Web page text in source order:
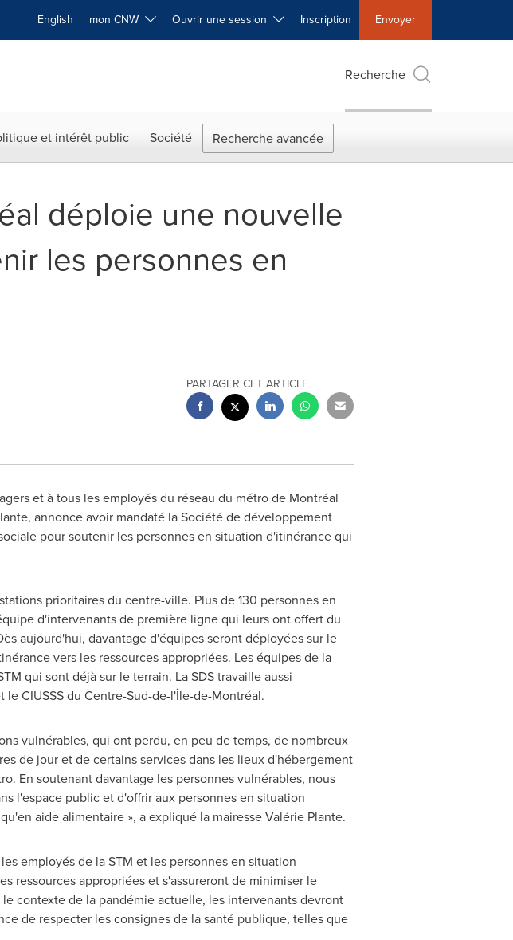
English mon CNW Ouvrir une session Inscription Envoyer
Recherche
et intérêt public Société Recherche avancée
déploie une nouvelle
les personnes en
PARTAGER CET ARTICLE
et à tous les employés du réseau du métro de Montréal
annonce avoir mandaté la Société de développement
pour soutenir les personnes en situation d'itinérance qui
prioritaires du centre-ville. Plus de 130 personnes en
d'intervenants de première ligne qui leurs ont offert du
aujourd'hui, davantage d'équipes seront déployées sur le
vers les ressources appropriées. Les équipes de la
qui sont déjà sur le terrain. La SDS travaille aussi
CIUSSS du Centre-Sud-de-l'Île-de-Montréal.
vulnérables, qui ont perdu, en peu de temps, de nombreux
de jour et de certains services dans les lieux d'hébergement
En soutenant davantage les personnes vulnérables, nous
l'espace public et d'offrir aux personnes en situation
aide alimentaire », a expliqué la mairesse Valérie Plante.
employés de la STM et les personnes en situation
ressources appropriées et s'assureront de minimiser le
contexte de la pandémie actuelle, les intervenants devront
de respecter les consignes de la santé publique, telles que